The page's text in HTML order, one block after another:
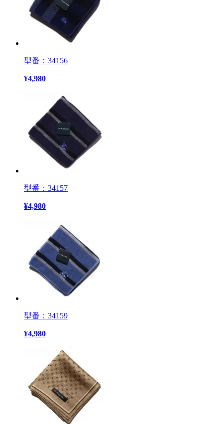
型番：34156
¥4,980
型番：34157
¥4,980
型番：34159
¥4,980